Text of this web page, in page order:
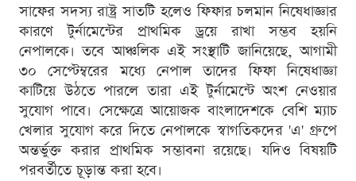
সাফের সদস্য রাষ্ট্র সাতটি হলেও ফিফার চলমান নিষেধাজ্ঞার
কারণে টুর্নামেন্টের প্রাথমিক ড্রয়ে রাখা সম্ভব হয়নি
নেপালকে। তবে আঞ্চলিক এই সংস্থাটি জানিয়েছে, আগামী
৩০ সেপ্টেম্বরের মধ্যে নেপাল তাদের ফিফা নিষেধাজ্ঞা
কাটিয়ে উঠতে পারলে তারা এই টুর্নামেন্টে অংশ নেওয়ার
সুযোগ পাবে। সেক্ষেত্রে আয়োজক বাংলাদেশকে বেশি ম্যাচ
খেলার সুযোগ করে দিতে নেপালকে স্বাগতিকদের 'এ' গ্রুপে
অন্তর্ভুক্ত করার প্রাথমিক সম্ভাবনা রয়েছে। যদিও বিষয়টি
পরবর্তীতে চূড়ান্ত করা হবে।